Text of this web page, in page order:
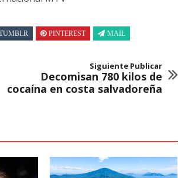
PINTEREST MAIL
Siguiente Publicar
Decomisan 780 kilos de
cocaína en costa salvadoreña